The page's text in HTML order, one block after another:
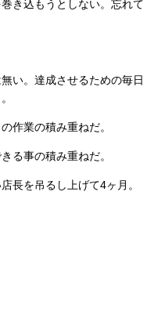
き込もうとしない。忘れて
い。達成させるための毎日
作業の積み重ねだ。
る事の積み重ねだ。
長を吊るし上げて4ヶ月。